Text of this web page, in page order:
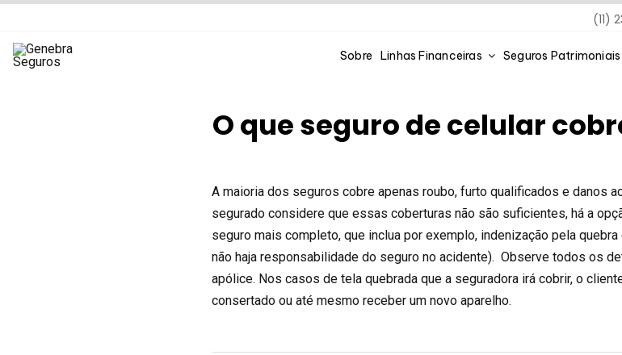
(11)
Sobre Linhas Financeiras Seguros Patrimoniais
O que seguro de celular
A maioria dos seguros cobre apenas roubo, furto qualificados e danos
segurado considere que essas coberturas não são suficientes, há a
seguro mais completo, que inclua por exemplo, indenização pela
não haja responsabilidade do seguro no acidente). Observe todos os
apólice. Nos casos de tela quebrada que a seguradora irá cobrir, o
consertado ou até mesmo receber um novo aparelho.